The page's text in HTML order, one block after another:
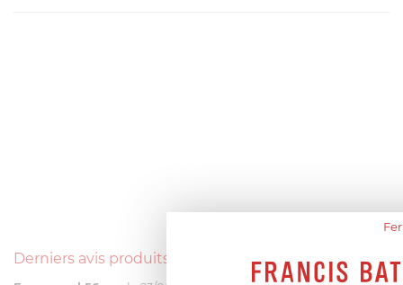
Derniers avis produits